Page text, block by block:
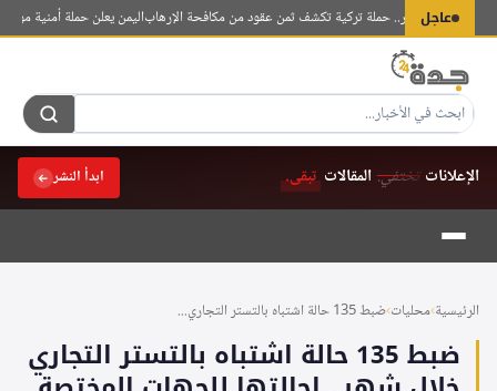
عاجل اليمن يعلن حملة أمنية
الإعلانات تختفي.المقالات تبقى. ابدأ النشر
التجاوز
المحتوى
الرئيسية›محليات›ضبط 135 حالة اشتباه بالتستر التجاري...
ضبط 135 حالة اشتباه بالتستر التجاري